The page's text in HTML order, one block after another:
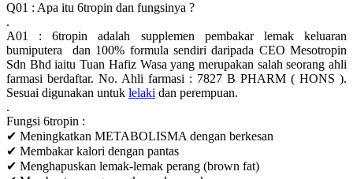
Q01 : Apa itu 6tropin dan fungsinya ?
.
A01 : 6tropin adalah supplemen pembakar lemak keluaran
bumiputera dan 100% formula sendiri daripada CEO Mesotropin
Sdn Bhd iaitu Tuan Hafiz Wasa yang merupakan salah seorang ahli
farmasi berdaftar. No. Ahli farmasi : 7827 B PHARM ( HONS ).
Sesuai digunakan untuk lelaki dan perempuan.
.
Fungsi 6tropin :
✔ Meningkatkan METABOLISMA dengan berkesan
✔ Membakar kalori dengan pantas
✔ Menghapuskan lemak-lemak perang (brown fat)